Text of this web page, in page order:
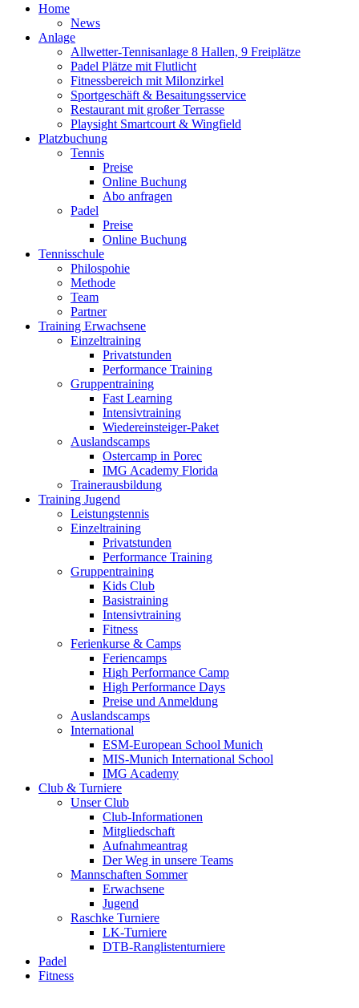
Home
News
Anlage
Allwetter-Tennisanlage 8 Hallen, 9 Freiplätze
Padel Plätze mit Flutlicht
Fitnessbereich mit Milonzirkel
Sportgeschäft & Besaitungsservice
Restaurant mit großer Terrasse
Playsight Smartcourt & Wingfield
Platzbuchung
Tennis
Preise
Online Buchung
Abo anfragen
Padel
Preise
Online Buchung
Tennisschule
Philospohie
Methode
Team
Partner
Training Erwachsene
Einzeltraining
Privatstunden
Performance Training
Gruppentraining
Fast Learning
Intensivtraining
Wiedereinsteiger-Paket
Auslandscamps
Ostercamp in Porec
IMG Academy Florida
Trainerausbildung
Training Jugend
Leistungstennis
Einzeltraining
Privatstunden
Performance Training
Gruppentraining
Kids Club
Basistraining
Intensivtraining
Fitness
Ferienkurse & Camps
Feriencamps
High Performance Camp
High Performance Days
Preise und Anmeldung
Auslandscamps
International
ESM-European School Munich
MIS-Munich International School
IMG Academy
Club & Turniere
Unser Club
Club-Informationen
Mitgliedschaft
Aufnahmeantrag
Der Weg in unsere Teams
Mannschaften Sommer
Erwachsene
Jugend
Raschke Turniere
LK-Turniere
DTB-Ranglistenturniere
Padel
Fitness